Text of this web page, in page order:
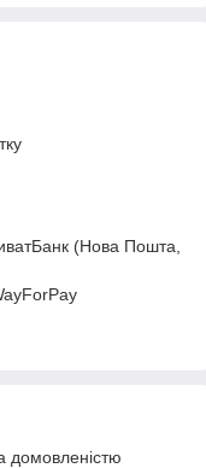
(Нова Пошта,
домовленістю